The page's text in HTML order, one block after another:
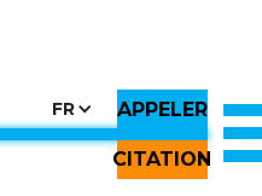
FR APPELER
CITATION
THE BEST
PROCESSOR.